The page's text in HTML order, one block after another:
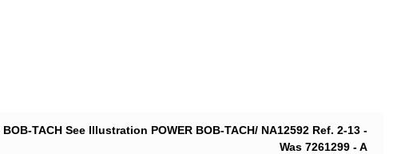
TACH See Illustration POWER BOB-TACH/ NA12592 Ref. 2-13 -
Was 7261299 - A